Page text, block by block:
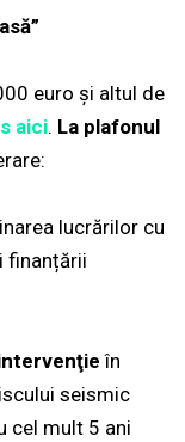
euro și altul de
aici. La plafonul
lucrărilor cu
finanțării
în
seismic
cel mult 5 ani